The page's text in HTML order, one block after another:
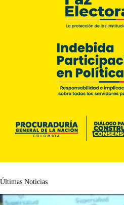
Últimas Noticias